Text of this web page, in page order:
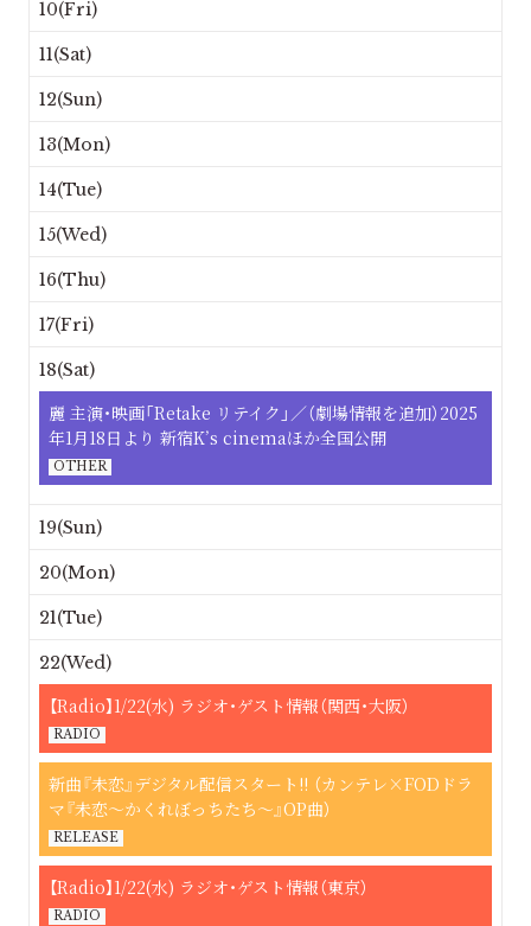
10(Fri)
11(Sat)
12(Sun)
13(Mon)
14(Tue)
15(Wed)
16(Thu)
17(Fri)
18(Sat)
麗 主演・映画「Retake リテイク」／（劇場情報を追加）2025
年1月18日より 新宿K’s cinemaほか全国公開
OTHER
19(Sun)
20(Mon)
21(Tue)
22(Wed)
【Radio】1/22(水) ラジオ・ゲスト情報（関西・大阪）
RADIO
新曲『未恋』デジタル配信スタート!! （カンテレ×FODドラ
マ『未恋〜かくれぼっちたち〜』OP曲）
RELEASE
【Radio】1/22(水) ラジオ・ゲスト情報（東京）
RADIO